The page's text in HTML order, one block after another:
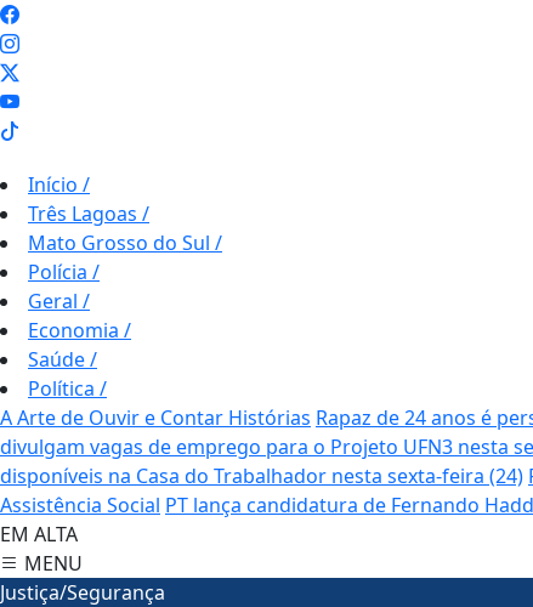
Início /
Três Lagoas /
Mato Grosso do Sul /
Polícia /
Geral /
Economia /
Saúde/
Política /
A Arte de Ouvir e Contar Histórias Rapaz de 24 anos é
divulgam vagas de emprego para o Projeto UFN3 nesta
disponíveis na Casa do Trabalhador nesta sexta-feira (24)
Assistência Social PT lança candidatura de Fernando
EM ALTA
MENU
Justiça/Segurança